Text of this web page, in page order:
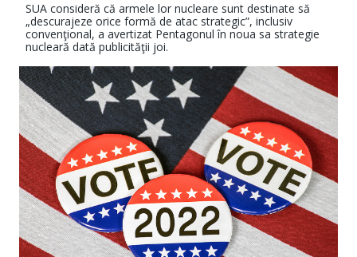
SUA consideră că armele lor nucleare sunt destinate să
„descurajeze orice formă de atac strategic”, inclusiv
convenţional, a avertizat Pentagonul în noua sa strategie
nucleară dată publicităţii joi.